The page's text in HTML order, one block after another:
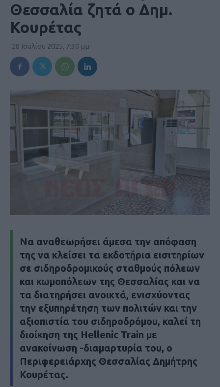
Θεσσαλία ζητά ο Δημ.
Κουρέτας
28 Ιουλίου 2025, 7:30 μμ
Να αναθεωρήσει άμεσα την απόφαση
της να κλείσει τα εκδοτήρια εισιτηρίων
σε σιδηροδρομικούς σταθμούς πόλεων
και κωμοπόλεων της Θεσσαλίας και να
τα διατηρήσει ανοικτά, ενισχύοντας
την εξυπηρέτηση των πολιτών και την
αξιοπιστία του σιδηροδρόμου, καλεί τη
διοίκηση της Hellenic Train με
ανακοίνωση -διαμαρτυρία του, ο
Περιφερειάρχης Θεσσαλίας Δημήτρης
Κουρέτας.